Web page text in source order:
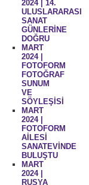
2024 | 14.
ULUSLARARASI
SANAT
GÜNLERİNE
DOĞRU
MART
2024 |
FOTOFORM
FOTOĞRAF
SUNUM
VE
SÖYLEŞİSİ
MART
2024 |
FOTOFORM
AİLESİ
SANATEVİNDE
BULUŞTU
MART
2024 |
RUSYA